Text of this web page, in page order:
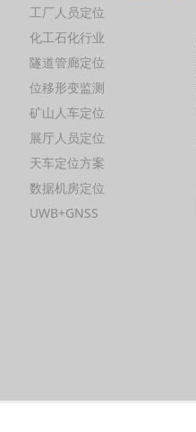
工厂人员定位
化工石化行业
隧道管廊定位
位移形变监测
矿山人车定位
展厅人员定位
天车定位方案
数据机房定位
UWB+GNSS